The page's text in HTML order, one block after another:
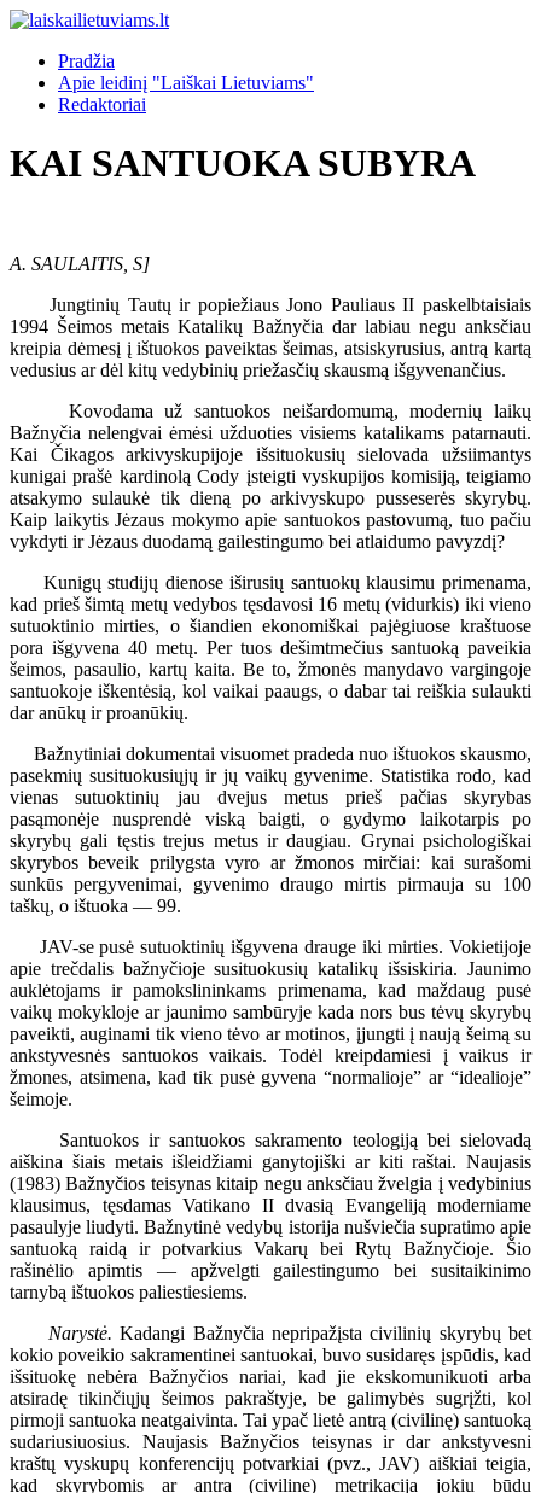
Pradžia
Apie leidinį "Laiškai Lietuviams"
Redaktoriai
KAI SANTUOKA SUBYRA
A. SAULAITIS, S]
Jungtinių Tautų ir popiežiaus Jono Pauliaus II paskelbtaisiais
1994 Šeimos metais Katalikų Bažnyčia dar labiau negu anksčiau
kreipia dėmesį į ištuokos paveiktas šeimas, atsiskyrusius, antrą kartą
vedusius ar dėl kitų vedybinių priežasčių skausmą išgyvenančius.
Kovodama už santuokos neišardomumą, modernių laikų
Bažnyčia nelengvai ėmėsi užduoties visiems katalikams patarnauti.
Kai Čikagos arkivyskupijoje išsituokusių sielovada užsiimantys
kunigai prašė kardinolą Cody įsteigti vyskupijos komisiją, teigiamo
atsakymo sulaukė tik dieną po arkivyskupo pusseserės skyrybų.
Kaip laikytis Jėzaus mokymo apie santuokos pastovumą, tuo pačiu
vykdyti ir Jėzaus duodamą gailestingumo bei atlaidumo pavyzdį?
Kunigų studijų dienose iširusių santuokų klausimu primenama,
kad prieš šimtą metų vedybos tęsdavosi 16 metų (vidurkis) iki vieno
sutuoktinio mirties, o šiandien ekonomiškai pajėgiuose kraštuose
pora išgyvena 40 metų. Per tuos dešimtmečius santuoką paveikia
šeimos, pasaulio, kartų kaita. Be to, žmonės manydavo vargingoje
santuokoje iškentėsią, kol vaikai paaugs, o dabar tai reiškia sulaukti
dar anūkų ir proanūkių.
Bažnytiniai dokumentai visuomet pradeda nuo ištuokos skausmo,
pasekmių susituokusiųjų ir jų vaikų gyvenime. Statistika rodo, kad
vienas sutuoktinių jau dvejus metus prieš pačias skyrybas
pasąmonėje nusprendė viską baigti, o gydymo laikotarpis po
skyrybų gali tęstis trejus metus ir daugiau. Grynai psichologiškai
skyrybos beveik prilygsta vyro ar žmonos mirčiai: kai surašomi
sunkūs pergyvenimai, gyvenimo draugo mirtis pirmauja su 100
taškų, o ištuoka — 99.
JAV-se pusė sutuoktinių išgyvena drauge iki mirties. Vokietijoje
apie trečdalis bažnyčioje susituokusių katalikų išsiskiria. Jaunimo
auklėtojams ir pamokslininkams primenama, kad maždaug pusė
vaikų mokykloje ar jaunimo sambūryje kada nors bus tėvų skyrybų
paveikti, auginami tik vieno tėvo ar motinos, įjungti į naują šeimą su
ankstyvesnės santuokos vaikais. Todėl kreipdamiesi į vaikus ir
žmones, atsimena, kad tik pusė gyvena “normalioje” ar “idealioje”
šeimoje.
Santuokos ir santuokos sakramento teologiją bei sielovadą
aiškina šiais metais išleidžiami ganytojiški ar kiti raštai. Naujasis
(1983) Bažnyčios teisynas kitaip negu anksčiau žvelgia į vedybinius
klausimus, tęsdamas Vatikano II dvasią Evangeliją moderniame
pasaulyje liudyti. Bažnytinė vedybų istorija nušviečia supratimo apie
santuoką raidą ir potvarkius Vakarų bei Rytų Bažnyčioje. Šio
rašinėlio apimtis — apžvelgti gailestingumo bei susitaikinimo
tarnybą ištuokos paliestiesiems.
Narystė. Kadangi Bažnyčia nepripažįsta civilinių skyrybų bet
kokio poveikio sakramentinei santuokai, buvo susidaręs įspūdis, kad
išsituokę nebėra Bažnyčios nariai, kad jie ekskomunikuoti arba
atsiradę tikinčiųjų šeimos pakraštyje, be galimybės sugrįžti, kol
pirmoji santuoka neatgaivinta. Tai ypač lietė antrą (civilinę) santuoką
sudariusiuosius. Naujasis Bažnyčios teisynas ir dar ankstyvesni
kraštų vyskupų konferencijų potvarkiai (pvz., JAV) aiškiai teigia,
kad skyrybomis ar antra (civiline) metrikacija jokiu būdu